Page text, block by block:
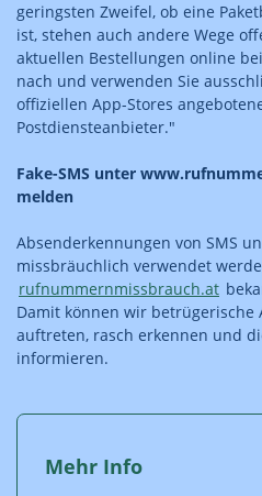
geringsten Zweifel, ob eine
ist, stehen auch andere Wege
aktuellen Bestellungen online
nach und verwenden Sie
offiziellen App-Stores
Postdiensteanbieter."
Fake-SMS unter
melden
Absenderkennungen von SMS
missbräuchlich verwendet
rufnummernmissbrauch.at
Damit können wir betrügerische
auftreten, rasch erkennen und
informieren.
Mehr Info